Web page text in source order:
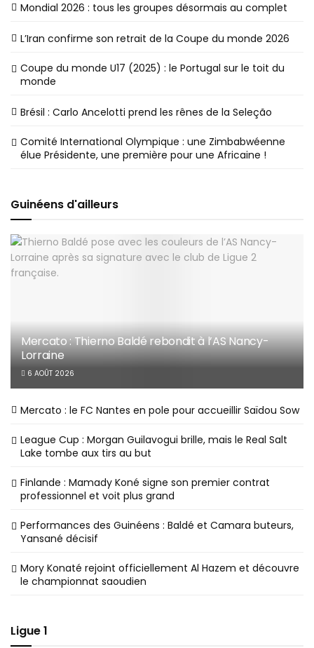
Mondial 2026 : tous les groupes désormais au complet
L’Iran confirme son retrait de la Coupe du monde 2026
Coupe du monde U17 (2025) : le Portugal sur le toit du
monde
Brésil : Carlo Ancelotti prend les rênes de la Seleção
Comité International Olympique : une Zimbabwéenne
élue Présidente, une première pour une Africaine !
Guinéens d'ailleurs
Mercato : Thierno Baldé rebondit à l’AS Nancy-
Lorraine
6 AOÛT 2026
Mercato : le FC Nantes en pole pour accueillir Saïdou Sow
League Cup : Morgan Guilavogui brille, mais le Real Salt
Lake tombe aux tirs au but
Finlande : Mamady Koné signe son premier contrat
professionnel et voit plus grand
Performances des Guinéens : Baldé et Camara buteurs,
Yansané décisif
Mory Konaté rejoint officiellement Al Hazem et découvre
le championnat saoudien
Ligue 1